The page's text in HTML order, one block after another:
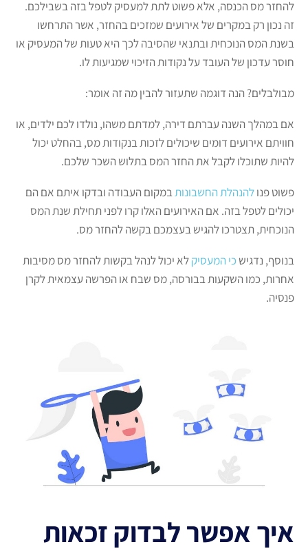
להחזר מס הכנסה, אלא פשוט לתת למעסיק לטפל בזה בשבילכם.
זה נכון רק במקרים של אירועים שמזכים בהחזר, אשר התרחשו
בשנת המס הנוכחית ובתנאי שהסיבה לכך היא טעות של המעסיק או
חוסר עדכון של העובד על נקודות הזיכוי שמגיעות לו.
מבולבלים? הנה דוגמה שתעזור להבין מה זה אומר:
אם במהלך השנה עברתם דירה, למדתם משהו, נולדו לכם ילדים, או
חוויתם אירועים דומים שיכולים לזכות בנקודות מס, בהחלט יכול
להיות שתוכלו לקבל את החזר המס בתלוש השכר שלכם.
פשוט פנולהנהלת החשבונותבמקום העבודה ובדקו איתם אם הם
יכולים לטפל בזה. אם האירועים האלו קרו לפני תחילת שנת המס
הנוכחית, תצטרכו להגיש בעצמכם בקשה להחזר מס.
בנוסף, נדגיש כי המעסיקלא יכול לנהל בקשות להחזר מס מסיבות
אחרות, כמו השקעות בבורסה, מס שבח או הפרשה עצמאית לקרן
פנסיה.
איך אפשר לבדוק זכאות